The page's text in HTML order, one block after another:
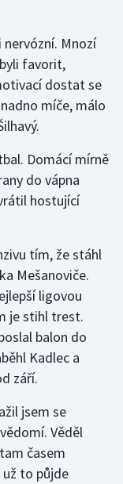
nervózní. Mnozí
favorit,
dostat se
míče, málo
Domácí mírně
do vápna
hostující
tím, že stáhl
Mešanoviče.
ligovou
je stihl trest.
balon do
Kadlec a
září.
jsem se
Věděl
časem
to půjde